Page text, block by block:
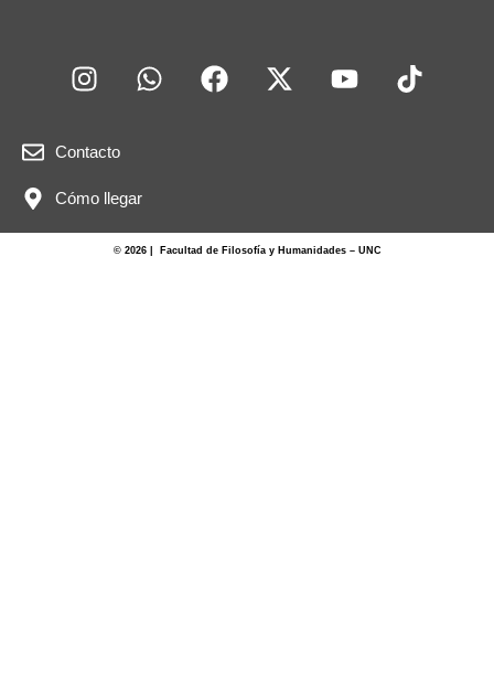
Contacto
Cómo llegar
© 2026 | Facultad de Filosofía y Humanidades – UNC